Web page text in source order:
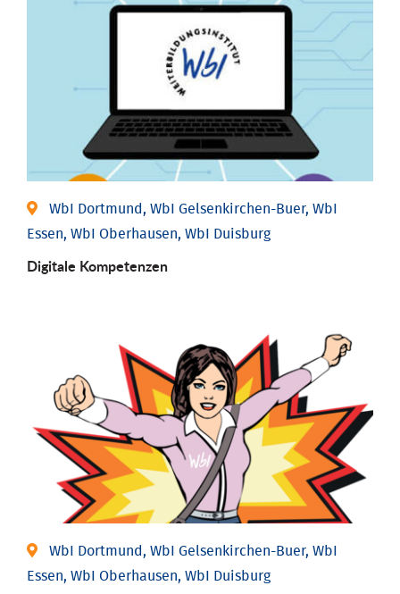
WbI Dortmund, WbI Gelsenkirchen-Buer, WbI
Essen, WbI Oberhausen, WbI Duisburg
Digitale Kompetenzen
WbI Dortmund, WbI Gelsenkirchen-Buer, WbI
Essen, WbI Oberhausen, WbI Duisburg